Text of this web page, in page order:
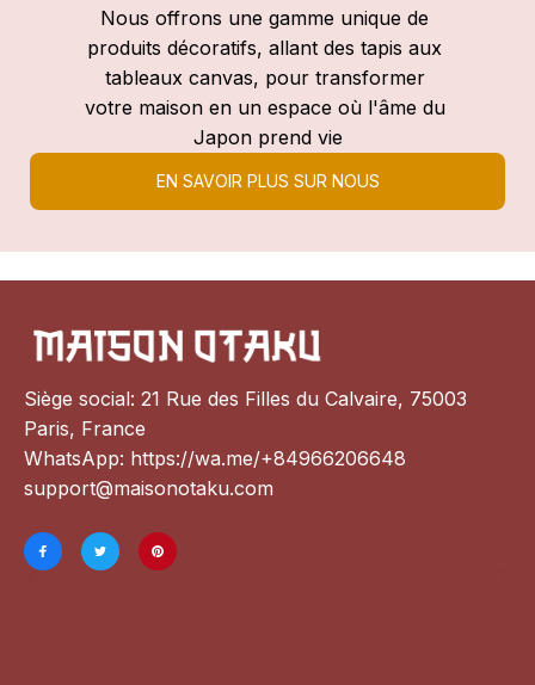
Nous offrons une gamme unique de
produits décoratifs, allant des tapis aux
tableaux canvas, pour transformer
votre maison en un espace où l'âme du
Japon prend vie
EN SAVOIR PLUS SUR NOUS
Siège social: 21 Rue des Filles du Calvaire, 75003
Paris, France
WhatsApp: https://wa.me/+84966206648
support@maisonotaku.com